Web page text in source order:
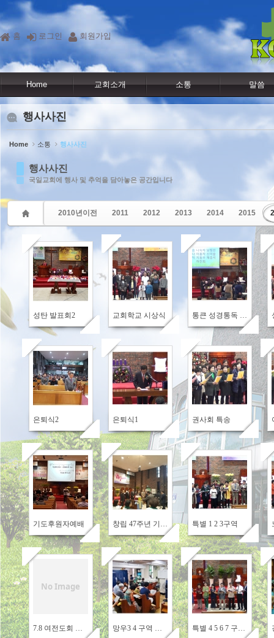
홈 로그인 회원가입
Home 교회소개 소통 말씀
행사사진
Home 소통 행사사진
행사사진
국일교회에 행사 및 추억을 담아놓은 공간입니다
2010년이전 2011 2012 2013 2014 2015
성탄 발표회2
649
교회학교 시상식
557 544
은퇴식2
644
은퇴식1
561
권사회 특송
551
기도후원자예배
578 607
특별 1 2 3구역
575
No Image
539 615